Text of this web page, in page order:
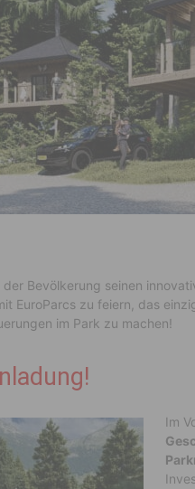
Bevölkerung seinen
EuroParcs zu feiern, das
im Park zu machen!
Im